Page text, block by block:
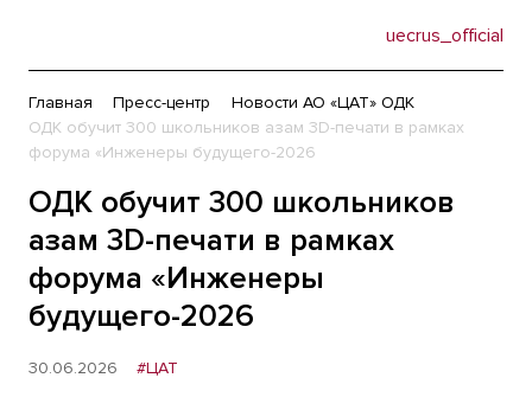
uecrus_official
Главная Пресс-центр
Новости АО «ЦАТ» ОДК
ОДК обучит 300 школьников азам 3D-печати в рамках
форума «Инженеры будущего-2026
ОДК обучит 300 школьников
азам 3D-печати в рамках
форума «Инженеры
будущего-2026
30.06.2026 #ЦАТ